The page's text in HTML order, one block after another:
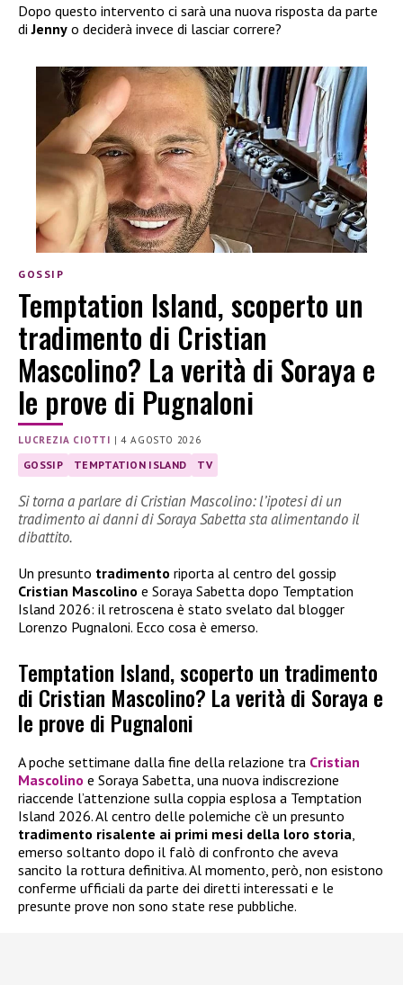
Dopo questo intervento ci sarà una nuova risposta da parte
diJenny o deciderà invece di lasciar correre?
GOSSIP
Temptation Island, scoperto un
tradimento di Cristian
Mascolino? La verità di Soraya e
le prove di Pugnaloni
LUCREZIA CIOTTI |4 AGOSTO 2026
GOSSIP TEMPTATION ISLAND TV
Si torna a parlare di Cristian Mascolino: l’ipotesi di un
tradimento ai danni di Soraya Sabetta sta alimentando il
dibattito.
Un presunto tradimento riporta al centro del gossip
Cristian Mascolino e Soraya Sabetta dopo Temptation
Island 2026: il retroscena è stato svelato dal blogger
Lorenzo Pugnaloni. Ecco cosa è emerso.
Temptation Island, scoperto un tradimento
di Cristian Mascolino? La verità di Soraya e
le prove di Pugnaloni
A poche settimane dalla fine della relazione tra Cristian
Mascolino e Soraya Sabetta, una nuova indiscrezione
riaccende l’attenzione sulla coppia esplosa a Temptation
Island 2026. Al centro delle polemiche c’è un presunto
tradimento risalente ai primi mesi della loro storia,
emerso soltanto dopo il falò di confronto che aveva
sancito la rottura definitiva. Al momento, però, non esistono
conferme ufficiali da parte dei diretti interessati e le
presunte prove non sono state rese pubbliche.